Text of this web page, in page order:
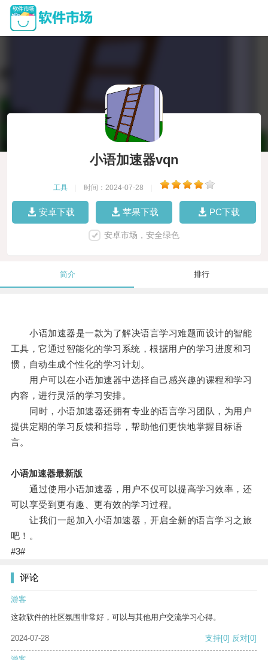
小语加速器vqn
工具 时间：2024-07-28
安卓下载 苹果下载 PC下载
安卓市场，安全绿色
简介 排行
小语加速器是一款为了解决语言学习难题而设计的智能
工具，它通过智能化的学习系统，根据用户的学习进度和习
惯，自动生成个性化的学习计划。
用户可以在小语加速器中选择自己感兴趣的课程和学习
内容，进行灵活的学习安排。
同时，小语加速器还拥有专业的语言学习团队，为用户
提供定期的学习反馈和指导，帮助他们更快地掌握目标语
言。
小语加速器最新版
通过使用小语加速器，用户不仅可以提高学习效率，还
可以享受到更有趣、更有效的学习过程。
让我们一起加入小语加速器，开启全新的语言学习之旅
吧！。
#3#
评论
游客
这款软件的社区氛围非常好，可以与其他用户交流学习心得。
2024-07-28 支持[0] 反对[0]